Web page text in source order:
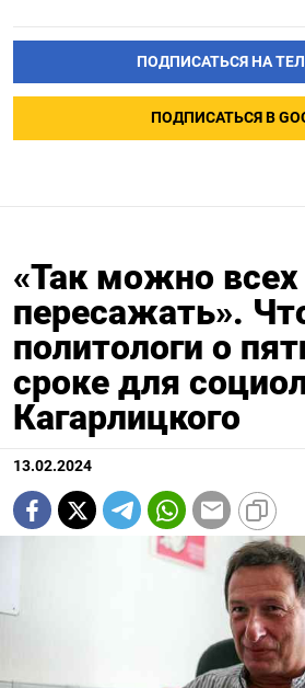
ПОДПИСАТЬСЯ НА
ПОДПИСАТЬСЯ В
«Так можно
пересажать».
политологи о
сроке для
Кагарлицкого
13.02.2024